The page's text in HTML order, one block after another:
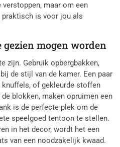
maar om een
is voor jou als
gezien mogen worden
zijn. Gebruik opbergbakken,
de stijl van de kamer. Een paar
of gekleurde stoffen
blokken, maken opruimen een
is de perfecte plek om de
speelgoed tentoon te stellen.
in het decor, wordt het een
van een noodzakelijk kwaad.